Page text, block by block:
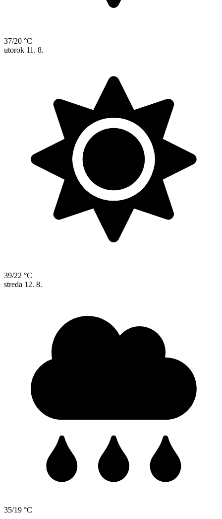
37/20 °C
utorok 11. 8.
39/22 °C
streda 12. 8.
35/19 °C